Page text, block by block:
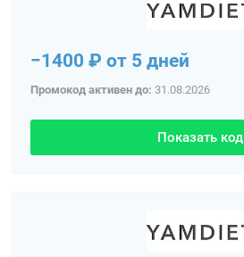
−1400 ₽ от 5 дней
Промокод активен до: 31.08.2026
Показать код